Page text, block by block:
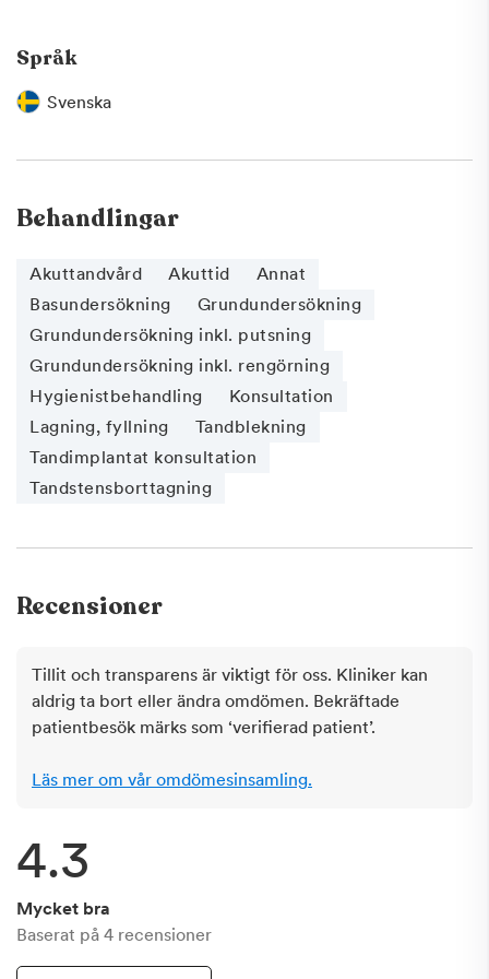
Språk
Svenska
Behandlingar
Akuttandvård Akuttid
Annat
Basundersökning
Grundundersökning
Grundundersökning inkl. putsning
Grundundersökning inkl. rengörning
Hygienistbehandling
Konsultation
Lagning, fyllning
Tandblekning
Tandimplantat konsultation
Tandstensborttagning
Recensioner
Tillit och transparens är viktigt för oss. Kliniker kan
aldrig ta bort eller ändra omdömen. Bekräftade
patientbesök märks som ‘verifierad patient’.
Läs mer om vår omdömesinsamling.
4.3
Mycket bra
Baserat på 4 recensioner